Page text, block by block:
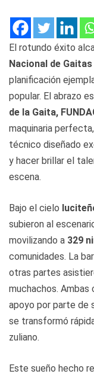
El rotundo éxito
Nacional de Gaitas
planificación
popular. El abrazo
de la Gaita,
maquinaria
técnico diseñado
y hacer brillar el
escena.
Bajo el cielo
subieron al
movilizando a 329
comunidades. La
otras partes
muchachos.
apoyo por parte de
se transformó
zuliano.
Este sueño hecho